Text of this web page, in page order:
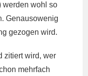
werden wohl so
Genausowenig
gezogen wird.
zitiert wird, wer
mehrfach